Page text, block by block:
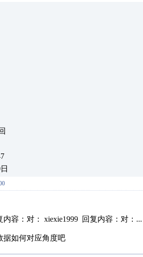
内容：对： xiexie1999 回复内容：对：
据如何对应角度吧